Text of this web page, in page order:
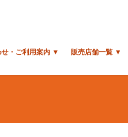
せ・ご利用案内 ▼ 販売店舗一覧 ▼